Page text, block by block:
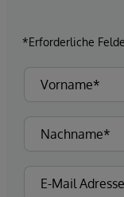
*Erforderliche